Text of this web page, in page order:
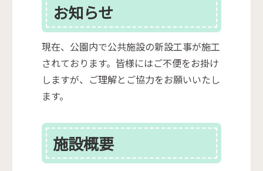
お知らせ
現在、公園内で公共施設の新設工事が施工
されております。皆様にはご不便をお掛け
しますが、ご理解とご協力をお願いいたし
ます。
施設概要